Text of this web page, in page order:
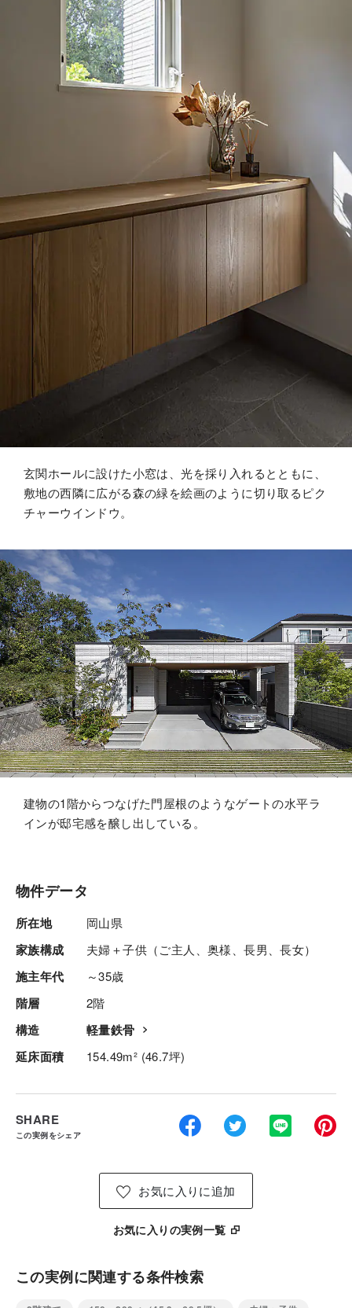
玄関ホールに設けた小窓は、光を採り入れるとともに、
敷地の西隣に広がる森の緑を絵画のように切り取るピク
チャーウインドウ。
建物の1階からつなげた門屋根のようなゲートの水平ラ
インが邸宅感を醸し出している。
物件データ
所在地 岡山県
家族構成 夫婦＋子供（ご主人、奥様、長男、長女）
施主年代 ～35歳
階層 2階
構造
軽量鉄骨
延床面積
154.49m² (46.7坪)
SHARE
この実例をシェア
お気に入りに追加
お気に入りの実例一覧
この実例に関連する条件検索